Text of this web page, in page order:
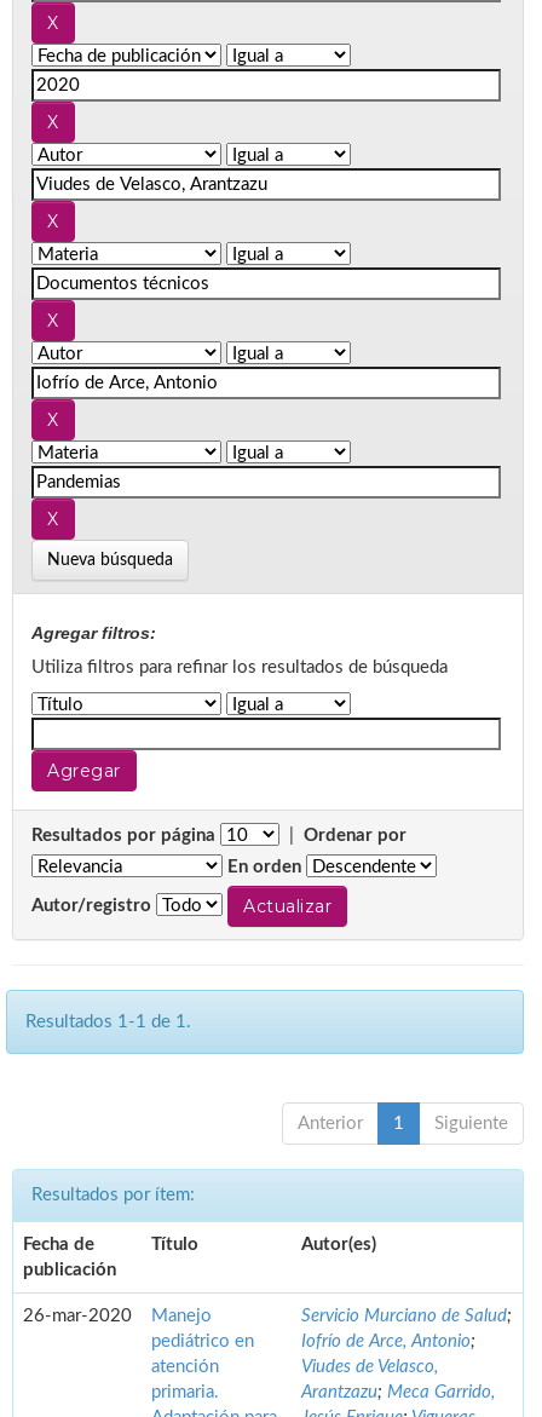
Nueva búsqueda
Agregar filtros:
Utiliza filtros para refinar los resultados de búsqueda
Resultados por página
Ordenar por
En orden
Autor/registro
Resultados 1-1 de 1.
Anterior 1 Siguiente
Resultados por ítem:
Fecha de
publicación
Título Autor(es)
26-mar-2020
Manejo
pediátrico en
atención
primaria.
Servicio Murciano de Salud;
Iofrío de Arce, Antonio;
Viudes de Velasco,
Arantzazu; Meca Garrido,